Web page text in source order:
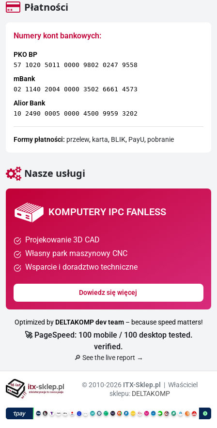
Płatności
Numery kont bankowych:
PKO BP
57 1020 5011 0000 9802 0247 9558
mBank
02 1140 2004 0000 3502 6661 4573
Alior Bank
10 2490 0005 0000 4500 9959 3202
Formy płatności: przelew, karta, BLIK, PayU, pobranie
Nasze usługi
KOMPUTERY IPC FANLESS
Projekowanie 3D CAD
Własny park maszynowy CNC
Wsparcie i doradztwo techniczne
Dowiedz się więcej
Optimized by DELTAKOMP dev team– because speed matters!
🚀 PageSpeed: 100 mobile / 100 desktop tested.
verified.
🔎 See the live report →
© 2010-2026 ITX-Sklep.pl
| Właściciel
sklepu: DELTAKOMP